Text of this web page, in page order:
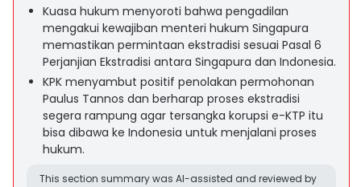
Kuasa hukum menyoroti bahwa pengadilan
mengakui kewajiban menteri hukum Singapura
memastikan permintaan ekstradisi sesuai Pasal 6
Perjanjian Ekstradisi antara Singapura dan Indonesia.
KPK menyambut positif penolakan permohonan
Paulus Tannos dan berharap proses ekstradisi
segera rampung agar tersangka korupsi e-KTP itu
bisa dibawa ke Indonesia untuk menjalani proses
hukum.
This section summary was AI-assisted and reviewed by